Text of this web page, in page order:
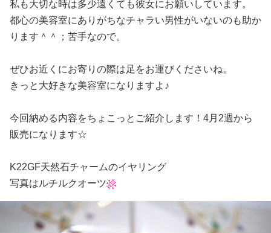
私も大切な時は多少遠くても彼女にお願いしています。
都心の美容室にありがちなチャラい男性がいないのも助か
ります＾＾；苦手なので。
ぜひお近くにお寄りの際は足をお運びくださいね。
きっと大好きな美容室になりますよ♪
今回納める内容をちょこっとご紹介します！4月2週から
販売になります☆
K22GF天然石チャームのイヤリング
写真はルチルクオーツ